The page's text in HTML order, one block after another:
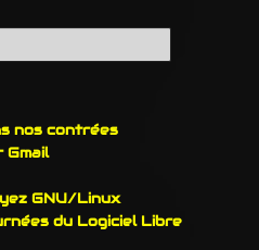
nos contrées
GNU/Linux
du Logiciel Libre